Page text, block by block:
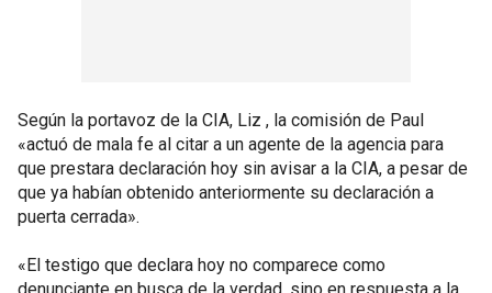
Según la portavoz de la CIA, Liz , la comisión de Paul
«actuó de mala fe al citar a un agente de la agencia para
que prestara declaración hoy sin avisar a la CIA, a pesar de
que ya habían obtenido anteriormente su declaración a
puerta cerrada».
«El testigo que declara hoy no comparece como